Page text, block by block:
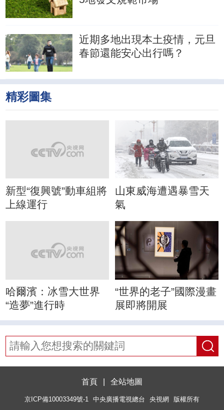
近期多地出現本土疫情，元旦
春節還能安心出行嗎？
精彩圖集
新型“復興號”動車組將
上線運行
山東威海遭遇暴雪天
氣
哈爾濱：冰雪大世界
“造夢”進行時
“世界的老子”國際漫畫
展即將開展
首頁 全站地圖
京ICP備10003349號-1 中央廣播電視總台 央視網 版權所有